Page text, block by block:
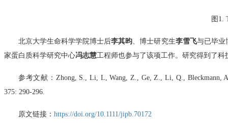
图 1.
北京大学生命科学学院博士后李其昀、博士研究生李雪飞与已毕业
家蛋白质科学研究中心冯志慧工程师也参与了该项工作。研究得到了
参考文献： Zhong, S., Li, L, Wang, Z., Ge, Z., Li, Q., Bleckmann,
375: 290-296.
原文链接： https://doi.org/10.1111/jipb.70172